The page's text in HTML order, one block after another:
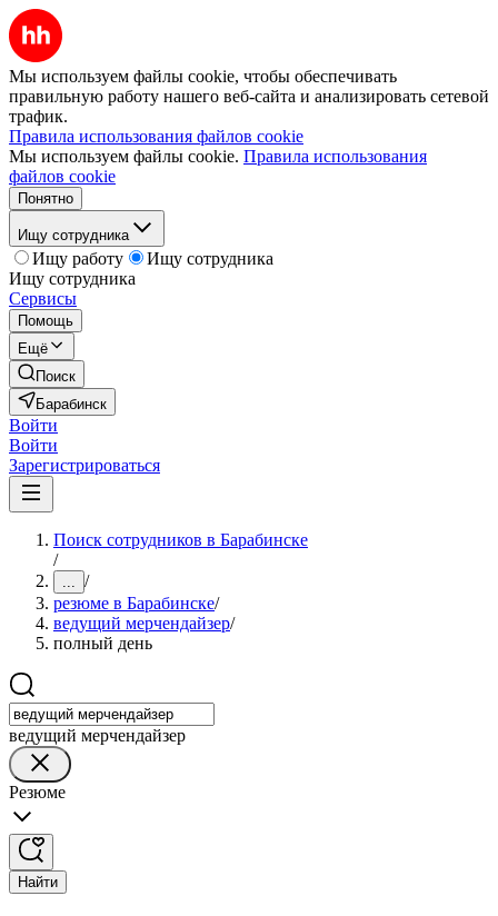
Мы используем файлы cookie, чтобы обеспечивать
правильную работу нашего веб-сайта и анализировать сетевой
трафик.
Правила использования файлов cookie
Мы используем файлы cookie. Правила использования
файлов cookie
Понятно
Ищу сотрудника
Ищу работу
Ищу сотрудника
Ищу сотрудника
Сервисы
Помощь
Ещё
Поиск
Барабинск
Войти
Войти
Зарегистрироваться
Поиск сотрудников в Барабинске
/
... /
резюме в Барабинске/
ведущий мерчендайзер/
полный день
ведущий мерчендайзер
Резюме
Найти